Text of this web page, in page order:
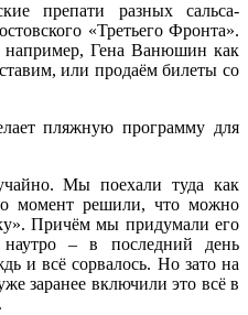
препати разных сальса-
«Третьего Фронта».
Гена Ванюшин как
или продаём билеты со
пляжную программу для
Мы поехали туда как
момент решили, что можно
Причём мы придумали его
– в последний день
и всё сорвалось. Но зато на
заранее включили это всё в